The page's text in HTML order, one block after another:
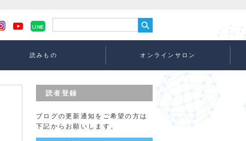
LINE
読みもの オンラインサロン
読者登録
ブログの更新通知をご希望の方は
下記からお願いします。